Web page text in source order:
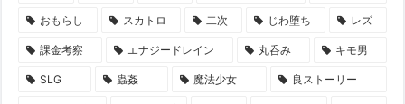
おもらし スカトロ 二次 じわ堕ち レズ
課金考察 エナジードレイン 丸呑み キモ男
SLG 蟲姦 魔法少女 良ストーリー